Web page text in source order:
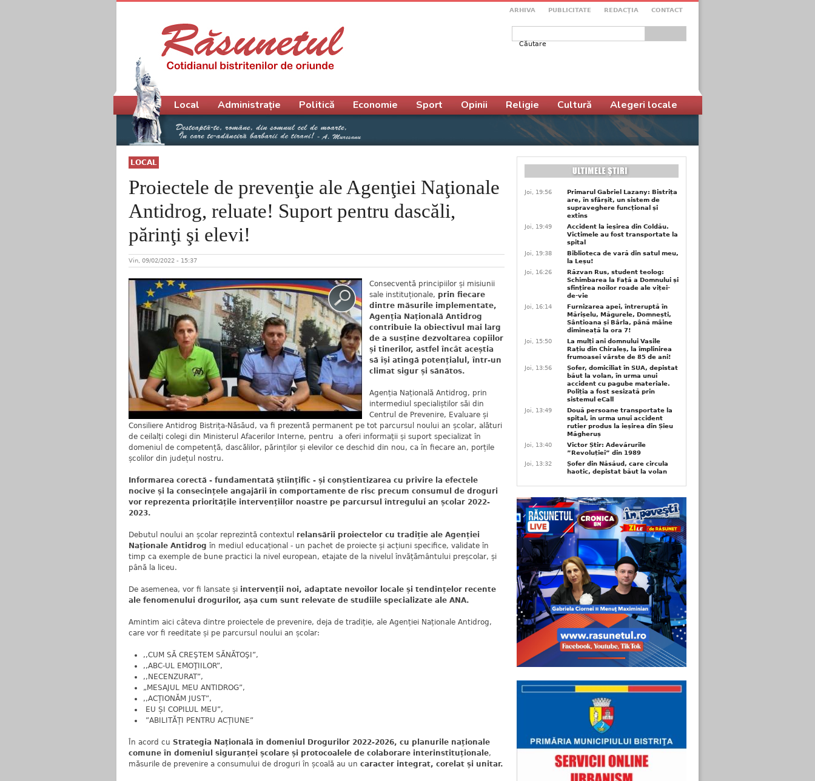
ARHIVA PUBLICITATE REDACŢIA CONTACT
Formular de căutare
LOCAL
Proiectele de prevenţie ale Agenţiei Naţionale
Antidrog, reluate! Suport pentru dascăli,
părinţi şi elevi!
Vin, 09/02/2022 - 15:37
Consecventă principiilor și misiunii
sale instituționale, prin fiecare
dintre măsurile implementate,
Agenția Națională Antidrog
contribuie la obiectivul mai larg
de a susține dezvoltarea copiilor
și tinerilor, astfel încât aceștia
să își atingă potențialul, într-un
climat sigur și sănătos.
Agenția Națională Antidrog, prin
intermediul specialiștilor săi din
Centrul de Prevenire, Evaluare și
Consiliere Antidrog Bistrița-Năsăud, va fi prezentă permanent pe tot parcursul noului an școlar, alături
de ceilalți colegi din Ministerul Afacerilor Interne, pentru a oferi informații și suport specializat în
domeniul de competență, dascălilor, părinților și elevilor ce deschid din nou, ca în fiecare an, porțile
școlilor din județul nostru.
Informarea corectă - fundamentată științific - și conștientizarea cu privire la efectele
nocive și la consecințele angajării în comportamente de risc precum consumul de droguri
vor reprezenta prioritățile intervențiilor noastre pe parcursul întregului an școlar 2022-
2023.
Debutul noului an școlar reprezintă contextul relansării proiectelor cu tradiție ale Agenției
Naționale Antidrog în mediul educațional - un pachet de proiecte și acțiuni specifice, validate în
timp ca exemple de bune practici la nivel european, etajate de la nivelul învățământului preșcolar, și
până la liceu.
De asemenea, vor fi lansate și intervenții noi, adaptate nevoilor locale și tendințelor recente
ale fenomenului drogurilor, așa cum sunt relevate de studiile specializate ale ANA.
Amintim aici câteva dintre proiectele de prevenire, deja de tradiție, ale Agenției Naționale Antidrog,
care vor fi reeditate și pe parcursul noului an școlar:
,,CUM SĂ CREŞTEM SĂNĂTOŞI”,
,,ABC-UL EMOŢIILOR”,
,,NECENZURAT”,
„MESAJUL MEU ANTIDROG”,
,,ACȚIONĂM JUST”,
EU ȘI COPILUL MEU”,
”ABILITĂȚI PENTRU ACȚIUNE”
În acord cu Strategia Națională în domeniul Drogurilor 2022-2026, cu planurile naționale
comune în domeniul siguranței școlare și protocoalele de colaborare interinstituționale,
măsurile de prevenire a consumului de droguri în școală au un caracter integrat, corelat și unitar.
Meniu principal
Local Administrație Politică Economie Sport Opinii Religie Cultură Alegeri locale
Joi, 19:56
Primarul Gabriel Lazany: Bistrița
are, în sfârșit, un sistem de
supraveghere funcțional și
extins
Joi, 19:49
Accident la ieșirea din Coldău.
Victimele au fost transportate la
spital
Joi, 19:38
Biblioteca de vară din satul meu,
la Leșu!
Joi, 16:26
Răzvan Rus, student teolog:
Schimbarea la Față a Domnului și
sfințirea noilor roade ale viței-
de-vie
Joi, 16:14
Furnizarea apei, întreruptă în
Mărișelu, Măgurele, Domnești,
Sântioana și Bârla, până mâine
dimineață la ora 7!
Joi, 15:50
La mulți ani domnului Vasile
Rațiu din Chiraleș, la împlinirea
frumoasei vârste de 85 de ani!
Joi, 13:56
Șofer, domiciliat în SUA, depistat
băut la volan, în urma unui
accident cu pagube materiale.
Poliția a fost sesizată prin
sistemul eCall
Joi, 13:49
Două persoane transportate la
spital, în urma unui accident
rutier produs la ieșirea din Șieu
Măgheruș
Joi, 13:40
Victor Știr: Adevărurile
”Revoluției” din 1989
Joi, 13:32
Șofer din Năsăud, care circula
haotic, depistat băut la volan